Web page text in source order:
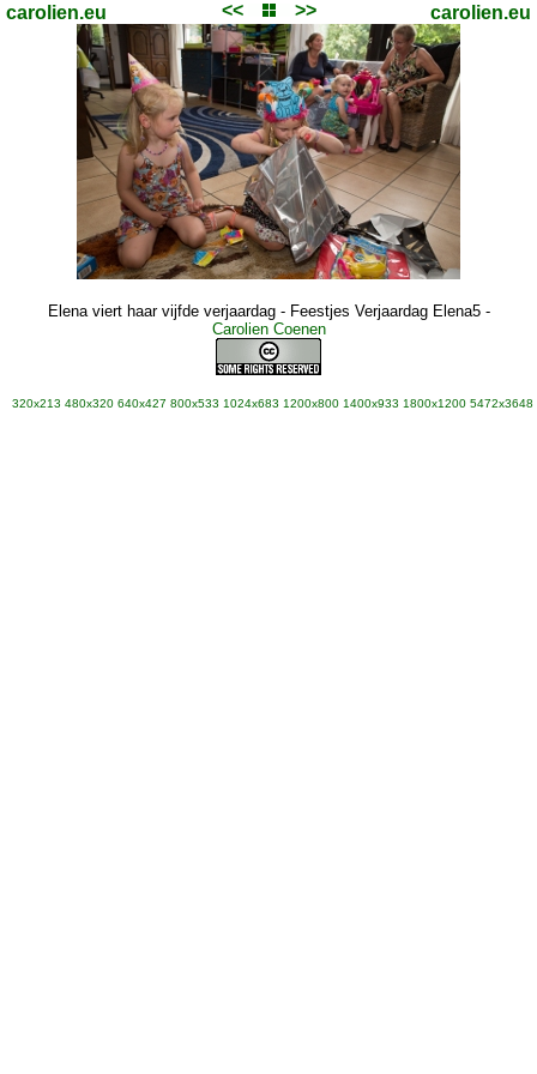
carolien.eu << >> carolien.eu
Elena viert haar vijfde verjaardag - Feestjes Verjaardag Elena5-
Carolien Coenen
320x213 480x320 640x427 800x533 1024x683 1200x800 1400x933 1800x1200 5472x3648